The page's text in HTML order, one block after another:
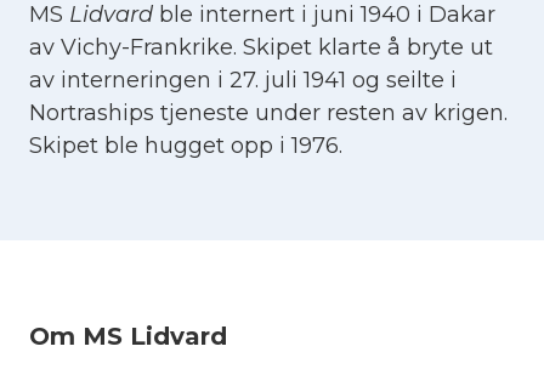
MS Lidvard ble internert i juni 1940 i Dakar
av Vichy-Frankrike. Skipet klarte å bryte ut
av interneringen i 27. juli 1941 og seilte i
Nortraships tjeneste under resten av krigen.
Skipet ble hugget opp i 1976.
Om MS Lidvard